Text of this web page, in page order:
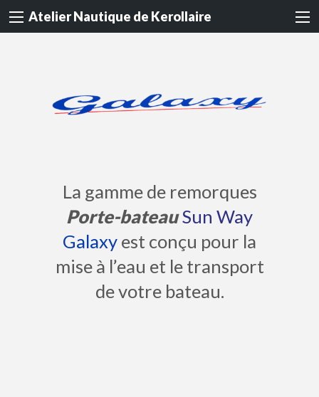
Atelier Nautique de Kerollaire
La gamme de remorques
Porte-bateau Sun Way
Galaxy est conçu pour la
mise à l’eau et le transport
de votre bateau.